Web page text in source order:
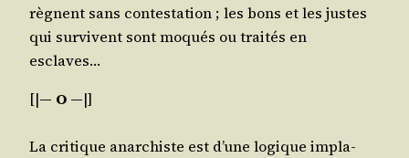
règnent sans contes­ta­tion ; les bons et les justes
qui sur­vivent sont moqués ou trai­tés en
esclaves…
[|― O ―|]
La cri­tique anar­chiste est d’une logique impla­